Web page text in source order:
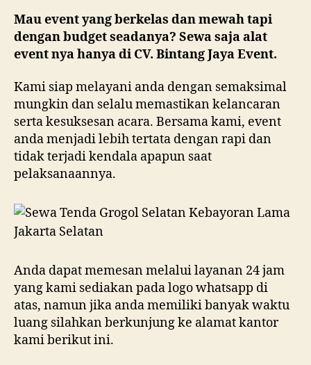
Mau event yang berkelas dan mewah tapi
dengan budget seadanya? Sewa saja alat
event nya hanya di CV. Bintang Jaya Event.
Kami siap melayani anda dengan semaksimal
mungkin dan selalu memastikan kelancaran
serta kesuksesan acara. Bersama kami, event
anda menjadi lebih tertata dengan rapi dan
tidak terjadi kendala apapun saat
pelaksanaannya.
Anda dapat memesan melalui layanan 24 jam
yang kami sediakan pada logo whatsapp di
atas, namun jika anda memiliki banyak waktu
luang silahkan berkunjung ke alamat kantor
kami berikut ini.